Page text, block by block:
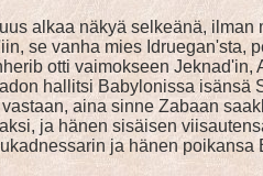
alkaa näkyä selkeänä,
se vanha mies Idruegan'sta,
otti vaimokseen Jeknad'in,
hallitsi Babylonissa
aina sinne Zabaan
ja hänen sisäisen
ja hänen